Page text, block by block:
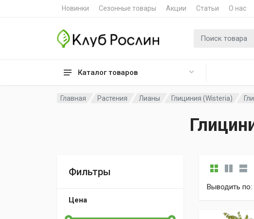
Новинки Сезонные товары Акции Статьи О нас
Каталог товаров
Поиск для
Главная Растения Лианы Глициния (Wisteria)
Фильтры
Цена
Выводить по: